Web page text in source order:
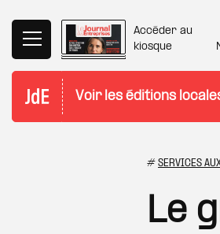
Accéder au
kiosque
Voir les éditions
# SERVICES
Le